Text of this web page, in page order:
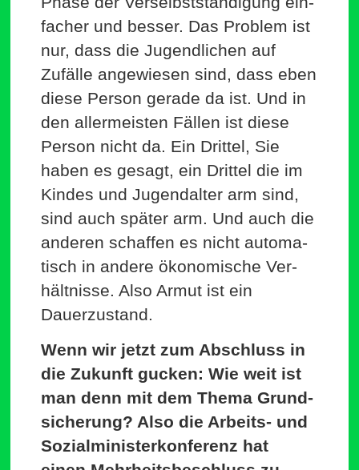
facher und besser. Das Problem ist
nur, dass die Jugend­lichen auf
Zufälle ange­wiesen sind, dass eben
diese Person gerade da ist. Und in
den aller­meisten Fällen ist diese
Person nicht da. Ein Drittel, Sie
haben es gesagt, ein Drittel die im
Kindes und Jugend­alter arm sind,
sind auch später arm. Und auch die
anderen schaffen es nicht auto­ma­
tisch in andere öko­no­mische Ver­
hält­nisse. Also Armut ist ein
Dauerzustand.
Wenn wir jetzt zum Abschluss in
die Zukunft gucken: Wie weit ist
man denn mit dem Thema Grund­
si­cherung? Also die Arbeits- und
Sozi­al­mi­nis­ter­kon­ferenz hat